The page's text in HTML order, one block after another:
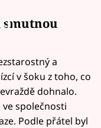
a
v šoku z toho, co
dohnalo.
společnosti
Podle přátel byl